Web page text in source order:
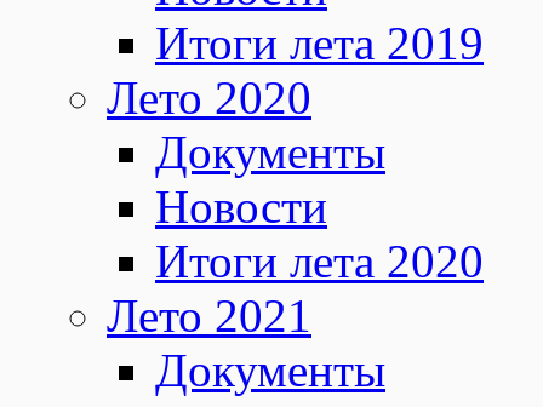
Итоги лета 2019
Лето 2020
Документы
Новости
Итоги лета 2020
Лето 2021
Документы